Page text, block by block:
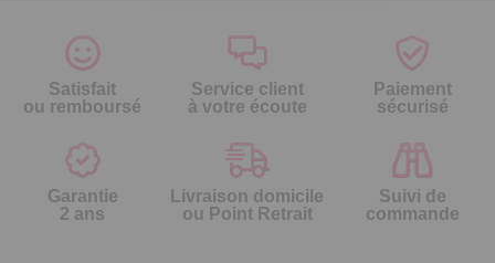
Satisfait
ou remboursé
Service client
à votre écoute
Paiement
sécurisé
Garantie
2 ans
Livraison domicile
ou Point Retrait
Suivi de
commande